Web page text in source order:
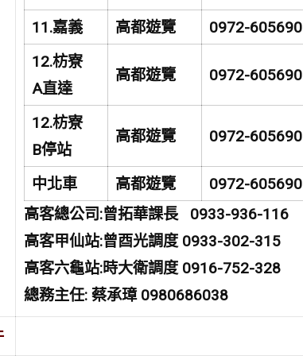
11.嘉義 高都遊覽 0972-605690
12.枋寮
A直達
高都遊覽 0972-605690
12.枋寮
B停站
高都遊覽 0972-605690
中北車 高都遊覽 0972-605690
高客總公司:曾拓華課長 0933-936-116
高客甲仙站:曾酉光調度 0933-302-315
高客六龜站:時大衛調度 0916-752-328
總務主任: 蔡承璋 0980686038